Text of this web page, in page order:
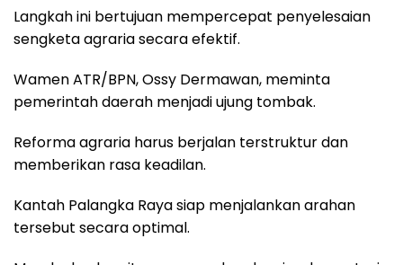
Langkah ini bertujuan mempercepat penyelesaian
sengketa agraria secara efektif.
Wamen ATR/BPN, Ossy Dermawan, meminta
pemerintah daerah menjadi ujung tombak.
Reforma agraria harus berjalan terstruktur dan
memberikan rasa keadilan.
Kantah Palangka Raya siap menjalankan arahan
tersebut secara optimal.